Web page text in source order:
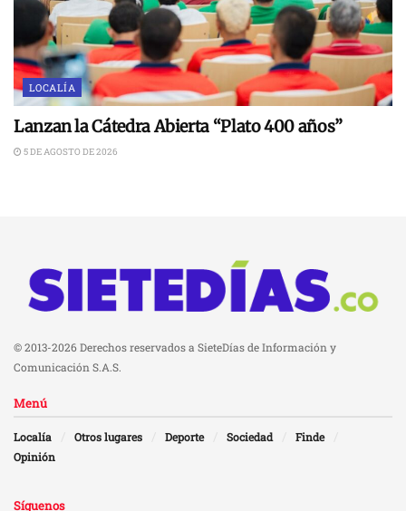
LOCALÍA
Lanzan la Cátedra Abierta “Plato 400 años”
5 DE AGOSTO DE 2026
© 2013-2026 Derechos reservados a SieteDías de Información y
Comunicación S.A.S.
Menú
Localía Otros lugares Deporte Sociedad
Finde
Opinión
Síguenos